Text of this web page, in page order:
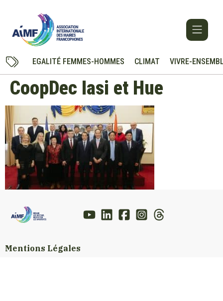
EGALITÉ FEMMES-HOMMES CLIMAT VIVRE-
CoopDec Iasi et Hue
Mentions Légales